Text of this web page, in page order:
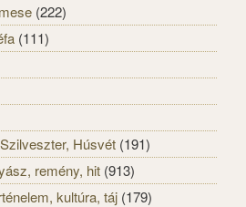
(222)
(111)
Húsvét (191)
remény, hit (913)
kultúra, táj (179)